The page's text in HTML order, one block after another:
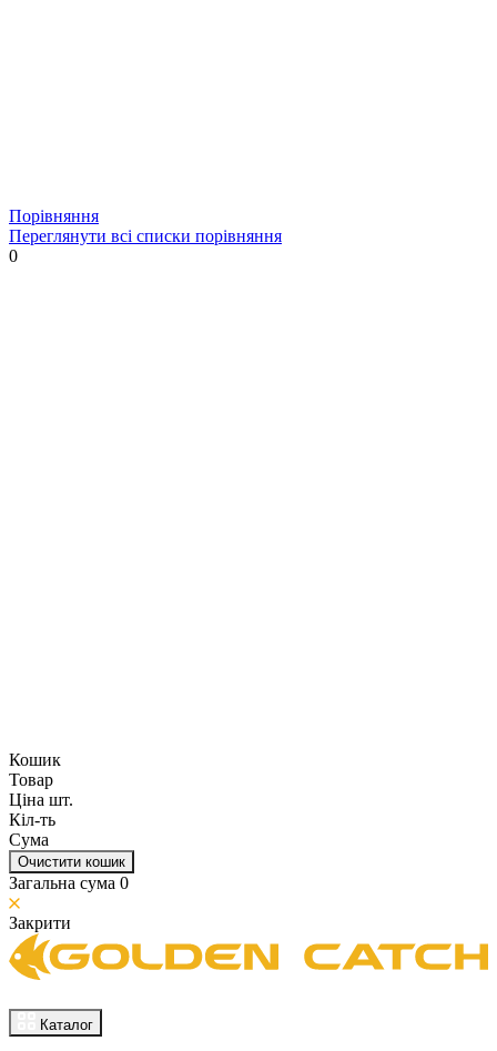
Порівняння
Переглянути всі списки порівняння
0
Кошик
Товар
Ціна шт.
Кіл-ть
Сума
Очистити кошик
Загальна сума 0
Закрити
Каталог